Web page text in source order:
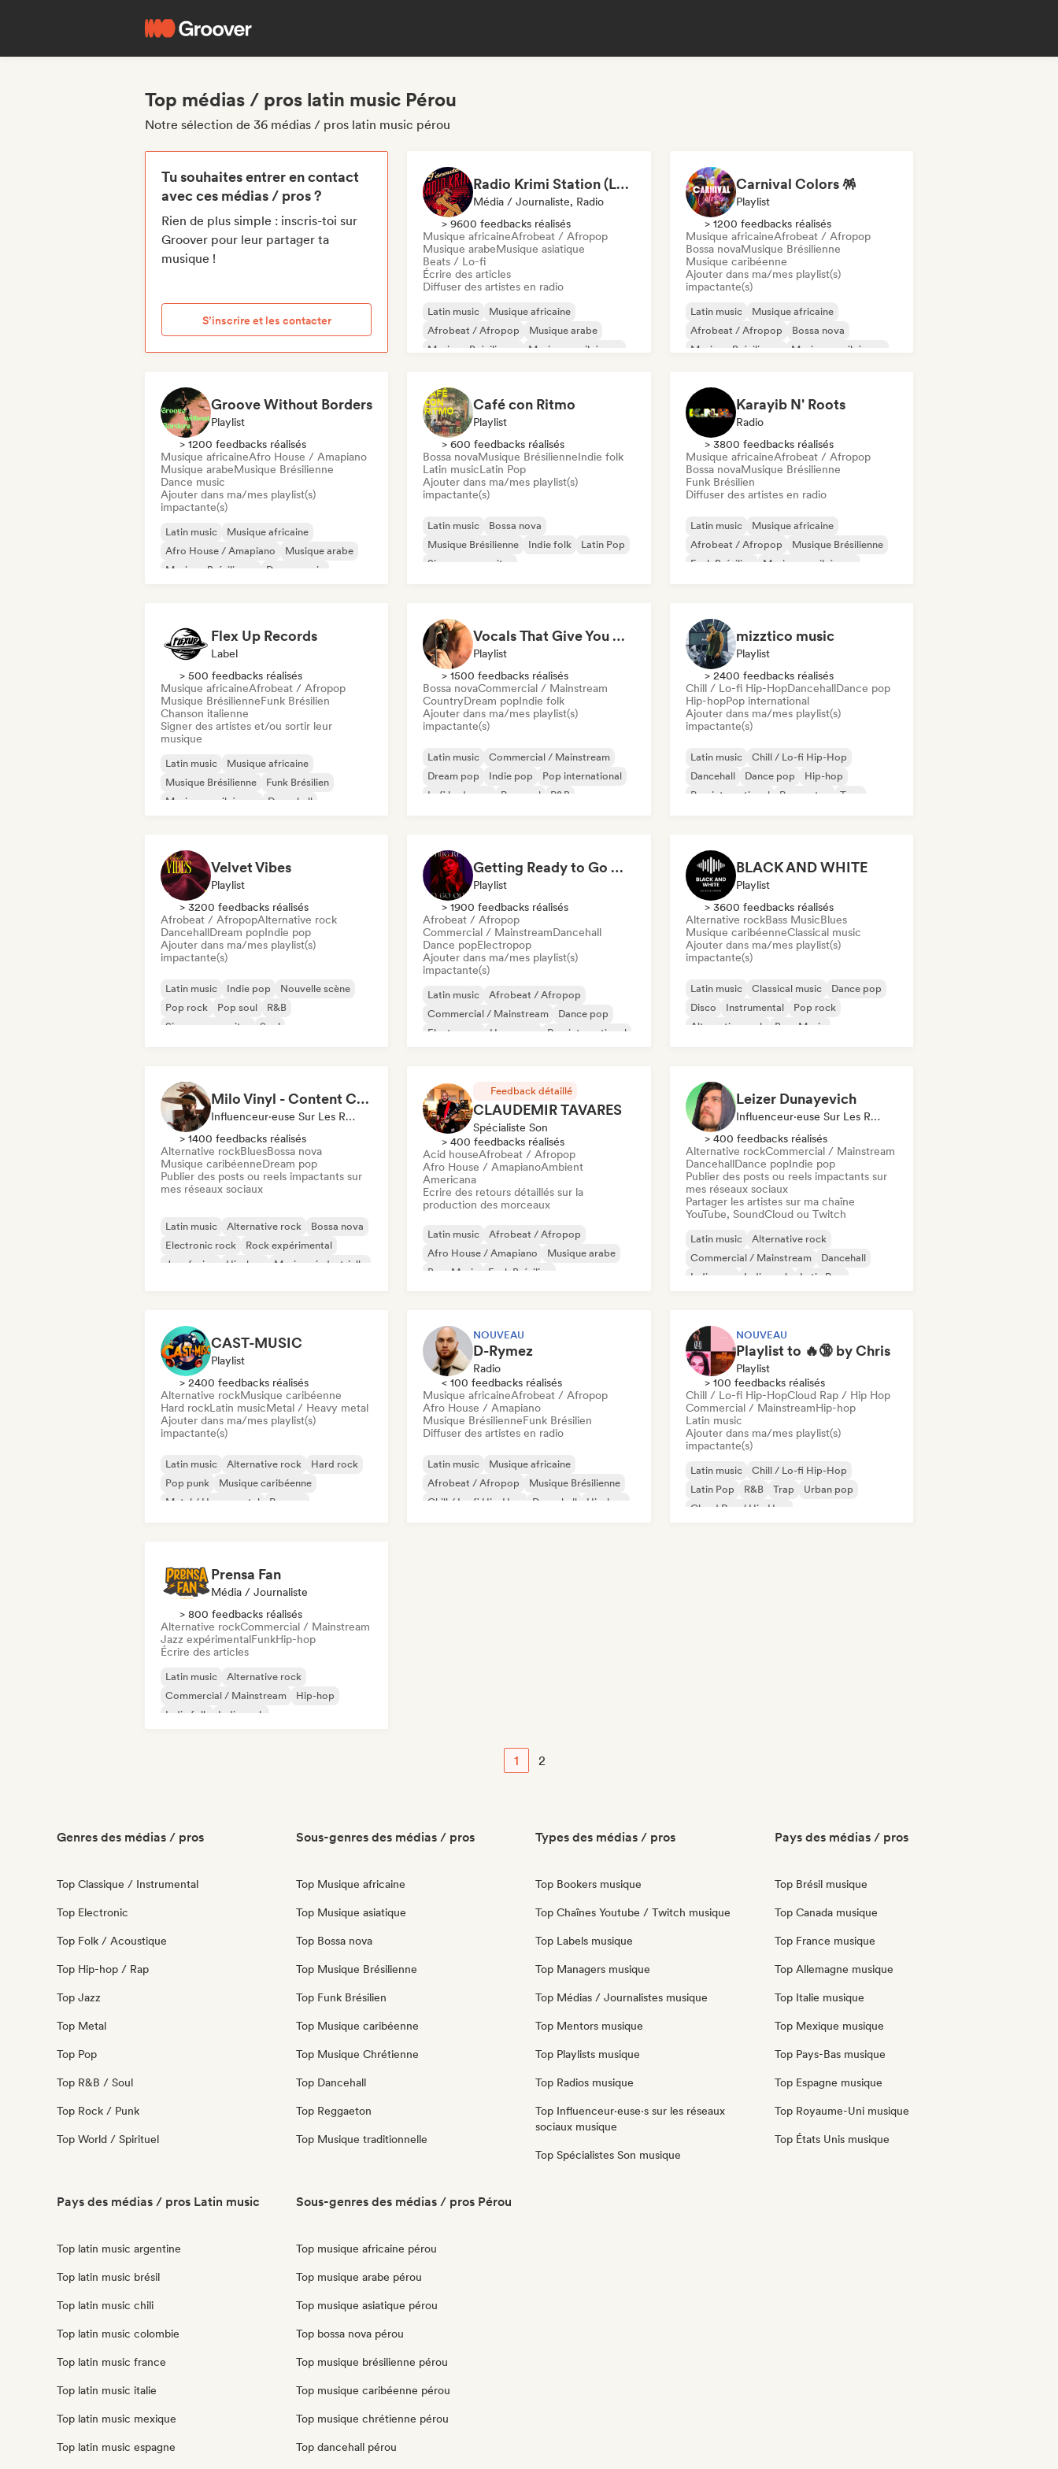
Top médias / pros latin music Pérou
Notre sélection de 36 médias / pros latin music pérou
Tu souhaites entrer en contact
avec ces médias / pros ?
Rien de plus simple : inscris-toi sur
Groover pour leur partager ta
musique !
S’inscrire et les contacter
Radio Krimi Station (La Radio)
Média / Journaliste, Radio
> 9600 feedbacks réalisés
Musique africaineAfrobeat / Afropop
Musique arabeMusique asiatique
Beats / Lo-fi
Écrire des articles
Diffuser des artistes en radio
Latin music
Musique africaine
Afrobeat / Afropop
Musique arabe
Musique Brésilienne
Musique caribéenne
Carnival Colors 🪅
Playlist
> 1200 feedbacks réalisés
Musique africaineAfrobeat / Afropop
Bossa novaMusique Brésilienne
Musique caribéenne
Ajouter dans ma/mes playlist(s)
impactante(s)
Latin music
Musique africaine
Afrobeat / Afropop
Bossa nova
Musique Brésilienne
Musique caribéenne
Groove Without Borders
Playlist
> 1200 feedbacks réalisés
Musique africaineAfro House / Amapiano
Musique arabeMusique Brésilienne
Dance music
Ajouter dans ma/mes playlist(s)
impactante(s)
Latin music
Musique africaine
Afro House / Amapiano
Musique arabe
Musique Brésilienne
Dance music
Café con Ritmo
Playlist
> 600 feedbacks réalisés
Bossa novaMusique BrésilienneIndie folk
Latin musicLatin Pop
Ajouter dans ma/mes playlist(s)
impactante(s)
Latin music
Bossa nova
Musique Brésilienne
Indie folk
Latin Pop
Singer-songwriter
Karayib N' Roots
Radio
> 3800 feedbacks réalisés
Musique africaineAfrobeat / Afropop
Bossa novaMusique Brésilienne
Funk Brésilien
Diffuser des artistes en radio
Latin music
Musique africaine
Afrobeat / Afropop
Musique Brésilienne
Funk Brésilien
Musique caribéenne
Flex Up Records
Label
> 500 feedbacks réalisés
Musique africaineAfrobeat / Afropop
Musique BrésilienneFunk Brésilien
Chanson italienne
Signer des artistes et/ou sortir leur
musique
Latin music
Musique africaine
Musique Brésilienne
Funk Brésilien
Musique caribéenne
Dancehall
Vocals That Give You Chills
Playlist
> 1500 feedbacks réalisés
Bossa novaCommercial / Mainstream
CountryDream popIndie folk
Ajouter dans ma/mes playlist(s)
impactante(s)
Latin music
Commercial / Mainstream
Dream pop
Indie pop
Pop international
Lofi bedroom
Pop soul R&B
mizztico music
Playlist
> 2400 feedbacks réalisés
Chill / Lo-fi Hip-HopDancehallDance pop
Hip-hopPop international
Ajouter dans ma/mes playlist(s)
impactante(s)
Latin music
Chill / Lo-fi Hip-Hop
Dancehall
Dance pop
Hip-hop
Pop international
Reggaeton Trap
Velvet Vibes
Playlist
> 3200 feedbacks réalisés
Afrobeat / AfropopAlternative rock
DancehallDream popIndie pop
Ajouter dans ma/mes playlist(s)
impactante(s)
Latin music Indie pop
Nouvelle scène
Pop rock
Pop soul
R&B
Singer-songwriter
Soul
Getting Ready to Go Out 🍒💋
Playlist
> 1900 feedbacks réalisés
Afrobeat / Afropop
Commercial / MainstreamDancehall
Dance popElectropop
Ajouter dans ma/mes playlist(s)
impactante(s)
Latin music
Afrobeat / Afropop
Commercial / Mainstream
Dance pop
Electropop
Hyperpop
Pop international
BLACK AND WHITE
Playlist
> 3600 feedbacks réalisés
Alternative rockBass MusicBlues
Musique caribéenneClassical music
Ajouter dans ma/mes playlist(s)
impactante(s)
Latin music Classical music
Dance pop
Disco
Instrumental
Pop rock
Alternative rock
Bass Music
Milo Vinyl - Content Creator
Influenceur·euse Sur Les Réseaux Sociaux
> 1400 feedbacks réalisés
Alternative rockBluesBossa nova
Musique caribéenneDream pop
Publier des posts ou reels impactants sur
mes réseaux sociaux
Latin music Alternative rock
Bossa nova
Electronic rock
Rock expérimental
Jazz fusion
Hip-hop Musique industrielle
Feedback détaillé
CLAUDEMIR TAVARES
Spécialiste Son
> 400 feedbacks réalisés
Acid houseAfrobeat / Afropop
Afro House / AmapianoAmbient
Americana
Ecrire des retours détaillés sur la
production des morceaux
Latin music
Afrobeat / Afropop
Afro House / Amapiano
Musique arabe
Bass Music
Funk Brésilien
Leizer Dunayevich
Influenceur·euse Sur Les Réseaux Sociaux
> 400 feedbacks réalisés
Alternative rockCommercial / Mainstream
DancehallDance popIndie pop
Publier des posts ou reels impactants sur
mes réseaux sociaux
Partager les artistes sur ma chaîne
YouTube, SoundCloud ou Twitch
Latin music
Alternative rock
Commercial / Mainstream
Dancehall
Indie pop
Indie rock
Latin Pop
CAST-MUSIC
Playlist
> 2400 feedbacks réalisés
Alternative rockMusique caribéenne
Hard rockLatin musicMetal / Heavy metal
Ajouter dans ma/mes playlist(s)
impactante(s)
Latin music Alternative rock
Hard rock
Pop punk
Musique caribéenne
Metal / Heavy metal
Reggae
NOUVEAU
D-Rymez
Radio
< 100 feedbacks réalisés
Musique africaineAfrobeat / Afropop
Afro House / Amapiano
Musique BrésilienneFunk Brésilien
Diffuser des artistes en radio
Latin music
Musique africaine
Afrobeat / Afropop
Musique Brésilienne
Chill / Lo-fi Hip-Hop
Dancehall
Hip-hop
NOUVEAU
Playlist to 🔥🔞 by Chris
Playlist
> 100 feedbacks réalisés
Chill / Lo-fi Hip-HopCloud Rap / Hip Hop
Commercial / MainstreamHip-hop
Latin music
Ajouter dans ma/mes playlist(s)
impactante(s)
Latin music
Chill / Lo-fi Hip-Hop
Latin Pop
R&B Trap
Urban pop
Cloud Rap / Hip Hop
Prensa Fan
Média / Journaliste
> 800 feedbacks réalisés
Alternative rockCommercial / Mainstream
Jazz expérimentalFunkHip-hop
Écrire des articles
Latin music
Alternative rock
Commercial / Mainstream
Hip-hop
Indie folk
Indie rock
1 2
Genres des médias / pros
Top Classique / Instrumental
Top Electronic
Top Folk / Acoustique
Top Hip-hop / Rap
Top Jazz
Top Metal
Top Pop
Top R&B / Soul
Top Rock / Punk
Top World / Spirituel
Sous-genres des médias / pros
Top Musique africaine
Top Musique asiatique
Top Bossa nova
Top Musique Brésilienne
Top Funk Brésilien
Top Musique caribéenne
Top Musique Chrétienne
Top Dancehall
Top Reggaeton
Top Musique traditionnelle
Types des médias / pros
Top Bookers musique
Top Chaînes Youtube / Twitch musique
Top Labels musique
Top Managers musique
Top Médias / Journalistes musique
Top Mentors musique
Top Playlists musique
Top Radios musique
Top Influenceur·euse·s sur les réseaux
sociaux musique
Top Spécialistes Son musique
Pays des médias / pros
Top Brésil musique
Top Canada musique
Top France musique
Top Allemagne musique
Top Italie musique
Top Mexique musique
Top Pays-Bas musique
Top Espagne musique
Top Royaume-Uni musique
Top États Unis musique
Pays des médias / pros Latin music
Top latin music argentine
Top latin music brésil
Top latin music chili
Top latin music colombie
Top latin music france
Top latin music italie
Top latin music mexique
Top latin music espagne
Sous-genres des médias / pros Pérou
Top musique africaine pérou
Top musique arabe pérou
Top musique asiatique pérou
Top bossa nova pérou
Top musique brésilienne pérou
Top musique caribéenne pérou
Top musique chrétienne pérou
Top dancehall pérou